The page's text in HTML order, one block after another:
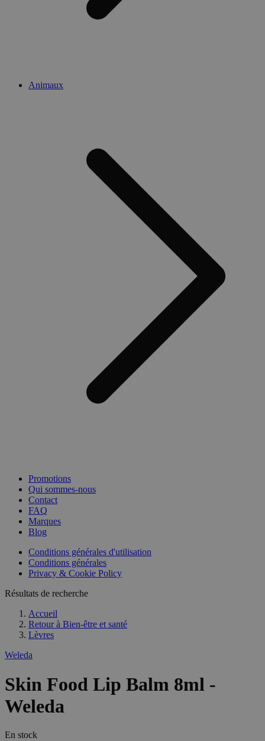
Animaux
Promotions
Qui sommes-nous
Contact
FAQ
Marques
Blog
Conditions générales d'utilisation
Conditions générales
Privacy & Cookie Policy
Résultats de recherche
Accueil
Retour à Bien-être et santé
Lèvres
Weleda
Skin Food Lip Balm 8ml -
Weleda
En stock